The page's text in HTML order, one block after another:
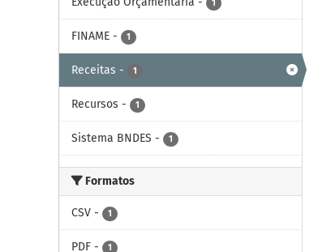
1
FINAME - 1
Receitas - 1
Recursos - 1
Sistema BNDES - 1
Formatos
CSV - 1
PDF - 1